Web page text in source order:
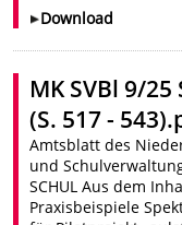
Download
MK SVBl 9/
(S. 517 -
Amtsblatt des
und
SCHUL Aus dem
Praxisbeispiele